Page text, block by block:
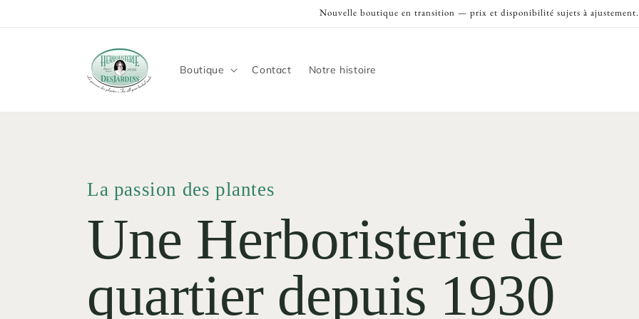
Nouvelle boutique en transition — prix et disponibilité sujets à ajustement.
Boutique Contact Notre histoire
La passion des plantes
Une Herboristerie de
quartier depuis 1930